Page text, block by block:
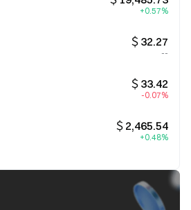
+0.57%
＄32.27
--
＄33.42
-0.07%
＄2,465.54
+0.48%